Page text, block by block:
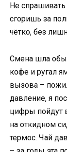
Не
сгоришь за
чётко, без
Смена шла
кофе и ругал
вызова –
давление, я
цифры пойдут
на откидном
термос. Чай